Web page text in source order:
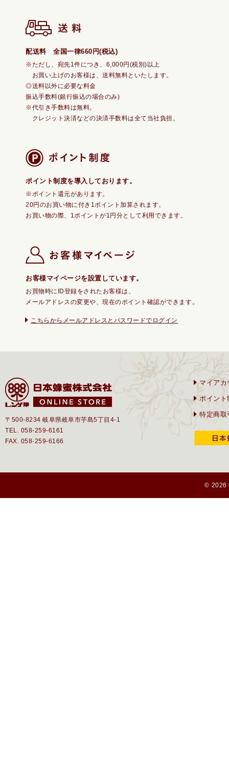
配送料 全国一律660円(税込)
※ただし、宛先1件につき、6,000円(税別)以上
お買い上げのお客様は、送料無料といたします。
◎送料以外に必要な料金
振込手数料(銀行振込の場合のみ)
※代引き手数料は無料。
クレジット決済などの決済手数料は全て当社負担。
ポイント制度を導入しております。
※ポイント還元があります。
20円のお買い物に付き1ポイント加算されます。
お買い物の際、1ポイントが1円分として利用できます。
お客様マイページを設置しています。
お買物時にID登録をされたお客様は、
メールアドレスの変更や、現在のポイント確認ができます。
こちらからメールアドレスとパスワードでログイン
〒500-8234 岐阜県岐阜市芋島5丁目4-1
TEL. 058-259-6161
FAX. 058-259-6166
マイアカ
ポイント
特定商取
© 2026